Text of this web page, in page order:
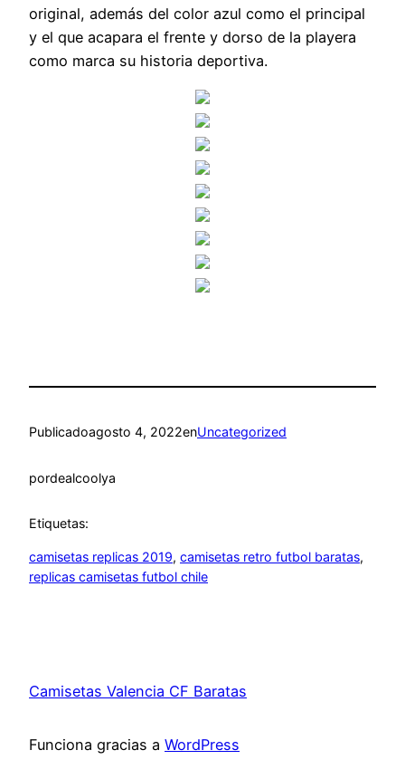
original, además del color azul como el principal
y el que acapara el frente y dorso de la playera
como marca su historia deportiva.
Publicadoagosto 4, 2022enUncategorized
pordealcoolya
Etiquetas:
camisetas replicas 2019, camisetas retro futbol baratas
replicas camisetas futbol chile
Camisetas Valencia CF Baratas
Funciona gracias a WordPress